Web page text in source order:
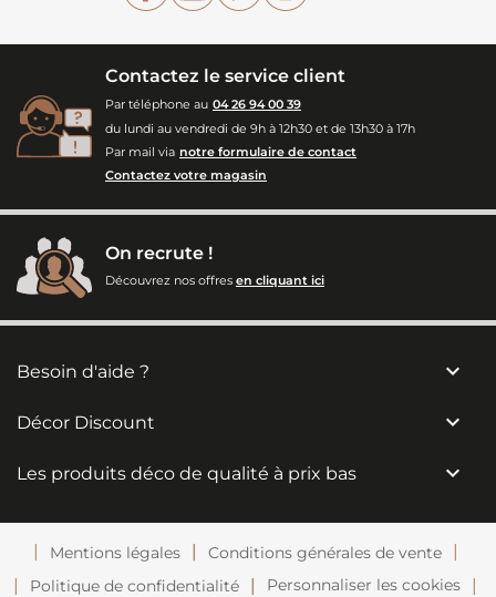
Contactez le service client
Par téléphone au 04 26 94 00 39
du lundi au vendredi de 9h à 12h30 et de 13h30 à 17h
Par mail via notre formulaire de contact
Contactez votre magasin
On recrute !
Découvrez nos offres en cliquant ici
Besoin d'aide ? 
Décor Discount 
Les produits déco de qualité à prix bas 
Mentions légales
Conditions générales de vente
Politique de confidentialité
Personnaliser les cookies